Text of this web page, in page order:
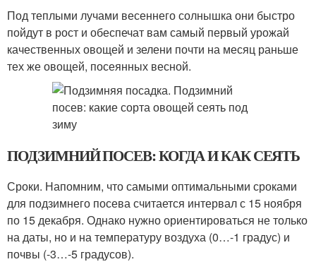
Под теплыми лучами весеннего солнышка они быстро
пойдут в рост и обеспечат вам самый первый урожай
качественных овощей и зелени почти на месяц раньше
тех же овощей, посеянных весной.
ПОДЗИМНИЙ ПОСЕВ: КОГДА И КАК СЕЯТЬ
Сроки. Напомним, что самыми оптимальными сроками
для подзимнего посева считается интервал с 15 ноября
по 15 декабря. Однако нужно ориентироваться не только
на даты, но и на температуру воздуха (0…-1 градус) и
почвы (-3…-5 градусов).